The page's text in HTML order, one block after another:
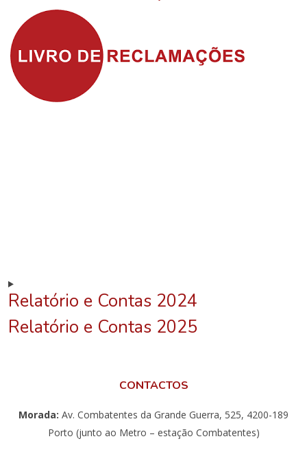
Relatório e Contas 2024
Relatório e Contas 2025
CONTACTOS
Morada: Av. Combatentes da Grande Guerra, 525, 4200-189
Porto (junto ao Metro – estação Combatentes)